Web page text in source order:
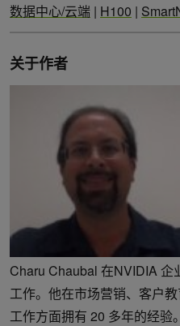
数据中心/云端 | H100 |
关于作者
Charu Chaubal 在NVIDIA
工作。他在市场营销、客户
工作方面拥有 20 多年的经